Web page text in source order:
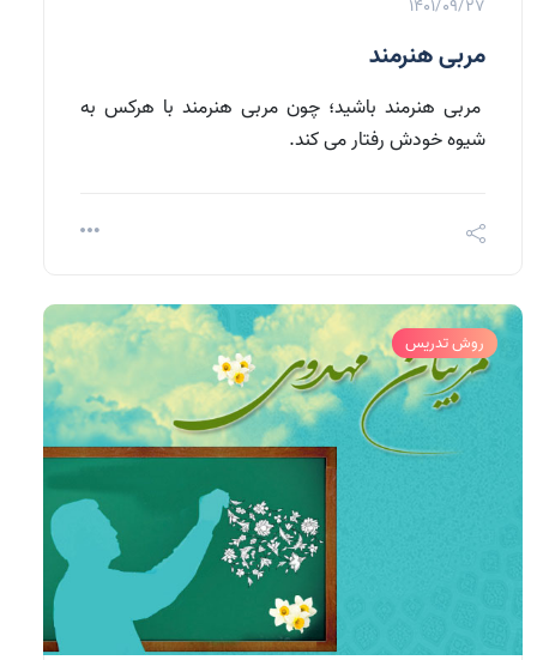
1401/09/27
مربی هنرمند
مربی هنرمند باشید؛ چون مربی هنرمند با هرکس به
شیوه خودش رفتار می کند.
روش تدریس